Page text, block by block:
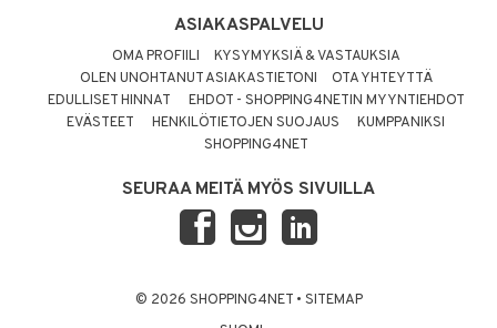
ASIAKASPALVELU
OMA PROFIILI
KYSYMYKSIÄ & VASTAUKSIA
OLEN UNOHTANUT ASIAKASTIETONI
OTA YHTEYTTÄ
EDULLISET HINNAT
EHDOT - SHOPPING4NETIN MYYNTIEHDOT
EVÄSTEET
HENKILÖTIETOJEN SUOJAUS
KUMPPANIKSI
SHOPPING4NET
SEURAA MEITÄ MYÖS SIVUILLA
© 2026 SHOPPING4NET • SITEMAP